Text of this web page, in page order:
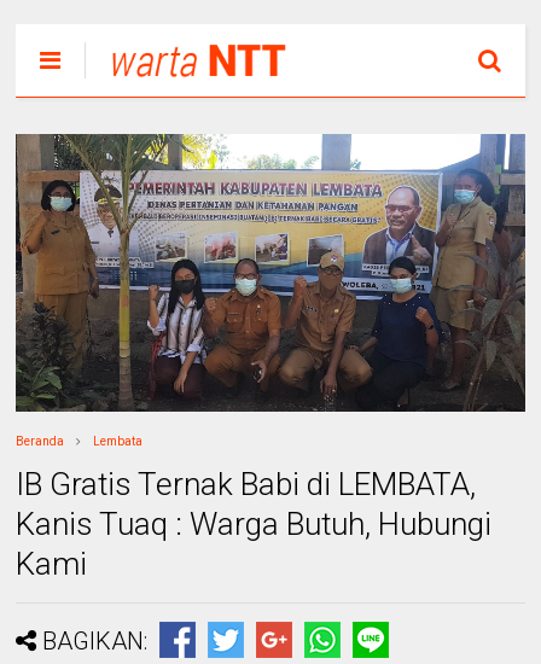
Beranda Lembata
IB Gratis Ternak Babi di LEMBATA,
Kanis Tuaq : Warga Butuh, Hubungi
Kami
BAGIKAN: